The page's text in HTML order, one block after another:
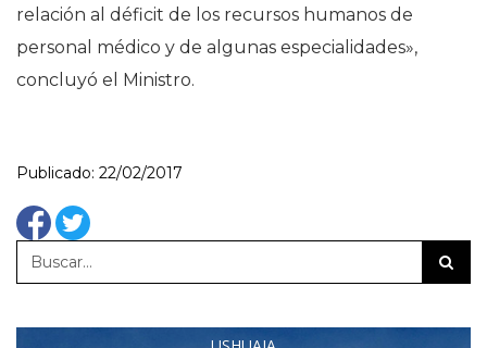
relación al déficit de los recursos humanos de
personal médico y de algunas especialidades»,
concluyó el Ministro.
Publicado: 22/02/2017